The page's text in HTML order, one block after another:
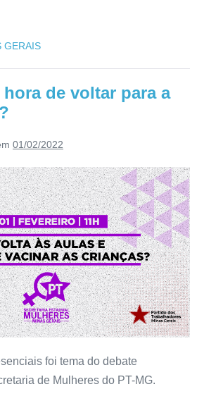
GERAIS
hora de voltar para a
01/02/2022
foi tema do debate
de Mulheres do PT-MG.